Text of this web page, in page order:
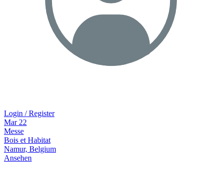
Login / Register
Mar 22
Messe
Bois et Habitat
Namur, Belgium
Ansehen